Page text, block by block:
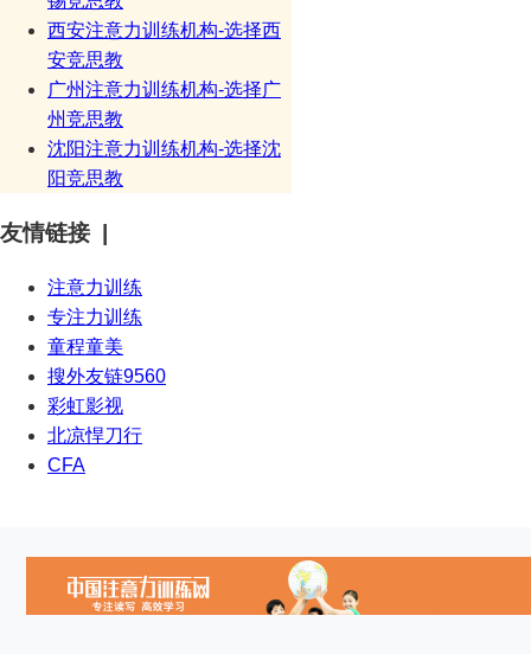
西安注意力训练机构-选择西
安竞思教
广州注意力训练机构-选择广
州竞思教
沈阳注意力训练机构-选择沈
阳竞思教
友情链接 |
注意力训练
专注力训练
童程童美
搜外友链9560
彩虹影视
北凉悍刀行
CFA